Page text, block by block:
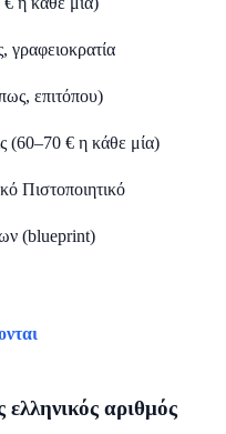
γραφειοκρατία
επιτόπου)
(60–70 € η κάθε μία)
Πιστοποιητικό
(blueprint)
ελληνικός αριθμός